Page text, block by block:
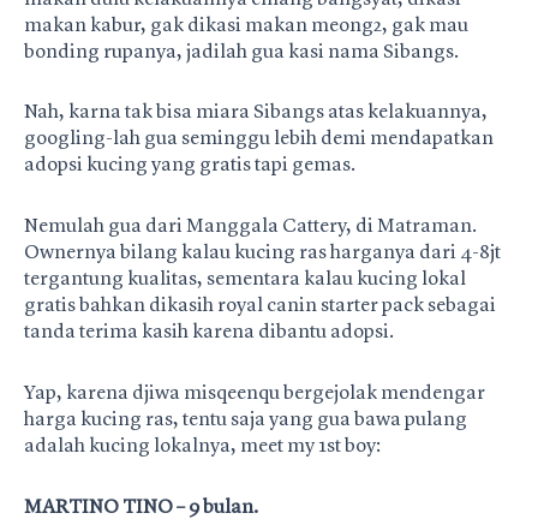
makan kabur, gak dikasi makan meong2, gak mau
bonding rupanya, jadilah gua kasi nama Sibangs.
Nah, karna tak bisa miara Sibangs atas kelakuannya,
googling-lah gua seminggu lebih demi mendapatkan
adopsi kucing yang gratis tapi gemas.
Nemulah gua dari Manggala Cattery, di Matraman.
Ownernya bilang kalau kucing ras harganya dari 4-8jt
tergantung kualitas, sementara kalau kucing lokal
gratis bahkan dikasih royal canin starter pack sebagai
tanda terima kasih karena dibantu adopsi.
Yap, karena djiwa misqeenqu bergejolak mendengar
harga kucing ras, tentu saja yang gua bawa pulang
adalah kucing lokalnya, meet my 1st boy:
MARTINO TINO – 9 bulan.